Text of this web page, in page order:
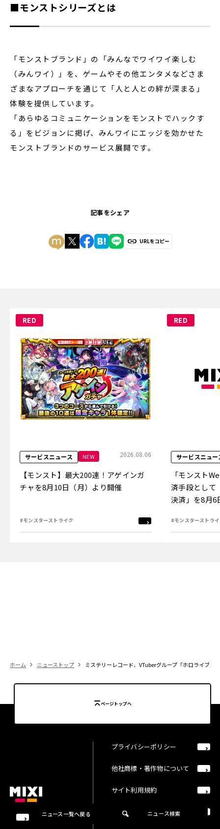
■モンストシリーズとは
「モンストブランド」の「みんなでワイワイ楽しむ
（みんワイ）」を、ゲームやその他エンタメなどさま
ざまなアプローチを通じて「人と人との絆が深まる」
体験を提供しています。
「あらゆるコミュニケーションをモンストでハックす
る」をビジョンに掲げ、みんワイにエッジを効かせた
モンストブランドのサービス展開です。
記事をシェア
URLをコピー
RED
サービスニュース NEW 2026.08.06
【モンスト】最大200連！アゲインガ
チャを8月10日（月）より開催
#モンスターストライク
RED
サービスニュー
「モンスト
済手段として
決済」を8月6
#モンスターストラ
ホーム ニューストップ ミステリーレコード、VTuberグループ「ホロライブ
ニュース一覧へ戻る ニュース検索
ページトップへ
プライバシーポリシー
他社商標・著作物について
サイト利用規約
二次創作総合ガイドライン